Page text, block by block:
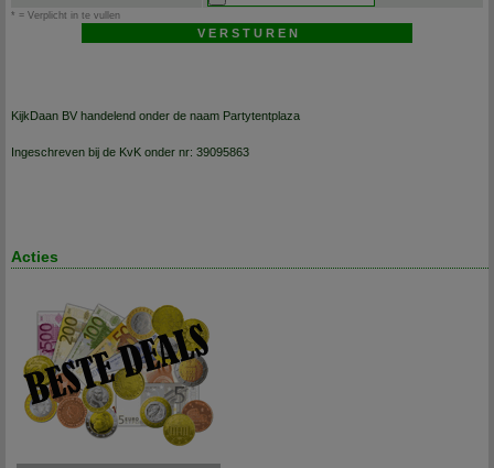
* = Verplicht in te vullen
KijkDaan BV handelend onder de naam Partytentplaza
Ingeschreven bij de KvK onder nr: 39095863
Acties